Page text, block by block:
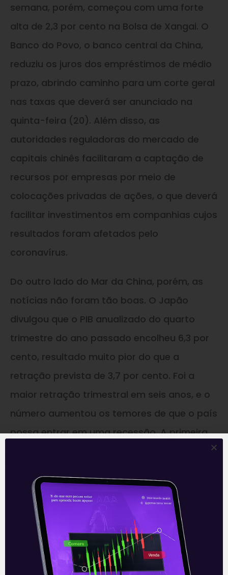
semana, porém, começou com uma forte
alta de 2,3 por cento na Bolsa de Xangai. O
Banco do Povo, o banco central da China,
reduziu os juros dos empréstimos de médio
prazo, abrindo caminho para um corte geral
nas taxas que deverá ser anunciado na
quinta-feira (20). Além disso, as
autoridades reguladoras do mercado de
capitais chinês facilitaram a captação de
recursos por empresas por meio de
colocações privadas de ações, o que deverá
facilitar investimentos em companhias cujos
resultados foram afetados pelo
coronavírus.
Do outro lado do Mar da China, porém, as
notícias não foram tão boas. O Japão
divulgou que o PIB anualizado do quarto
trimestre do ano passado encolheu 6,3 por
cento, resultado muito pior do que a
retração prevista de 3,7 por cento. Foi a
maior retração trimestral em seis anos, e o
número aumentou os temores de que o país
possa entrar em uma recessão. A primeira
investidores. A Bolsa de Tóquio caiu 0,7 por
cento, com o índice Nikkei encerrando no
menor nível em seis semanas.
No cômputo geral, o governo chinês